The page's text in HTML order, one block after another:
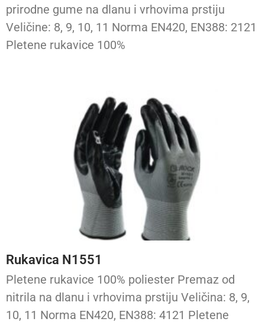
prirodne gume na dlanu i vrhovima prstiju
Veličine: 8, 9, 10, 11 Norma EN420, EN388: 2121
Pletene rukavice 100%
Rukavica N1551
Pletene rukavice 100% poliester Premaz od
nitrila na dlanu i vrhovima prstiju Veličina: 8, 9,
10, 11 Norma EN420, EN388: 4121 Pletene